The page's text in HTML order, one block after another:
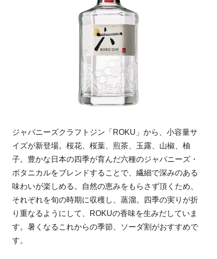
ジャパニーズクラフトジン「ROKU」から、小容量サ
イズが新登場。桜花、桜葉、煎茶、玉露、山椒、柚
子。豊かな日本の四季が育んだ六種のジャパニーズ・
ボタニカルをブレンドすることで、繊細で深みのある
味わいが楽しめる。自然の恵みをもらさず頂くため、
それぞれを旬の時期に収穫し、蒸溜。四季の実りが折
り重なるようにして、ROKUの香味を生みだしていま
す。暑くなるこれからの季節、ソーダ割がおすすめで
す。